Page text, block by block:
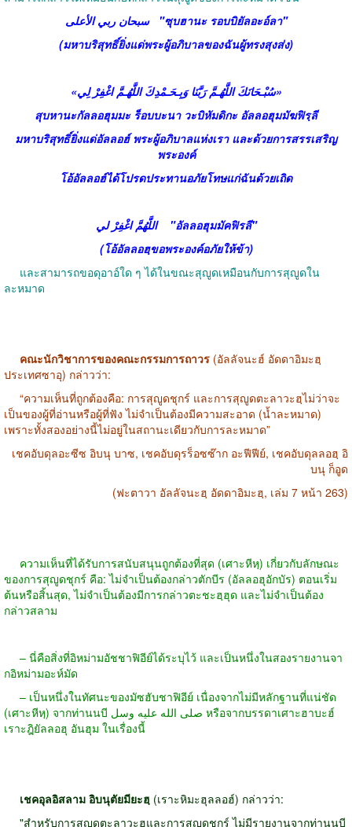
سبحان ربي الأعلى "ซุบฮานะ รอบบิยัลอะอ์ลา"
(มหาบริสุทธิ์ยิ่งแด่พระผู้อภิบาลของฉันผู้ทรงสุงส่ง)
«سُبْـحَانَكَ اللَّهُـمَّ رَبَّنَا وَبِـحَـمْدِكَ اللَّهُـمَّ اغْفِرْ لِي»
สุบหานะกัลลอฮุมมะ ร็อบบะนา วะบิหัมดิกะ อัลลอฮุมมัฆฟิรฺลี
มหาบริสุทธิ์ยิ่งแด่อัลลอฮ์ พระผู้อภิบาลแห่งเรา และด้วยการสรรเสริญ
พระองค์
โอ้อัลลอฮ์ได้โปรดประทานอภัยโทษแก่ฉันด้วยเถิด
اللَّهُمَّ اغْفِرْ لي
"อัลลอฮุมมัคฟิรลี"
(โอ้อัลลอฮฺขอพระองค์อภัยให้ข้า)
และสามารถขอดุอาอ์ใด ๆ ได้ในขณะสุญูดเหมือนกับการสุญูดใน
ละหมาด
คณะนักวิชาการของคณะกรรมการถาวร (อัลลัจนะฮ์ อัดดาอิมะฮฺ
ประเทศซาอุ) กล่าวว่า:
“ความเห็นที่ถูกต้องคือ: การสุญูดชุกร์ และการสุญูดตะลาวะฮฺไม่ว่าจะ
เป็นของผู้ที่อ่านหรือผู้ที่ฟัง ไม่จำเป็นต้องมีความสะอาด (น้ำละหมาด)
เพราะทั้งสองอย่างนี้ไม่อยู่ในสถานะเดียวกับการละหมาด”
เชคอับดุลอะซีซ อิบนุ บาซ, เชคอับดุรร็อซซ๊าก อะฟีฟีย์, เชคอับดุลลอฮฺ อิ
บนุ ก็อูด
(ฟะตาวา อัลลัจนะฮฺ อัดดาอิมะฮฺ, เล่ม 7 หน้า 263)
ความเห็นที่ได้รับการสนับสนุนถูกต้องที่สุด (เศาะหีหฺ) เกี่ยวกับลักษณะ
ของการสุญูดชุกร์ คือ: ไม่จำเป็นต้องกล่าวตักบีร (อัลลอฮุอักบัร) ตอนเริ่ม
ต้นหรือสิ้นสุด, ไม่จำเป็นต้องมีการกล่าวตะชะฮฺฮุด และไม่จำเป็นต้อง
กล่าวสลาม
– นี่คือสิ่งที่อิหม่ามอัชชาฟิอีย์ได้ระบุไว้ และเป็นหนึ่งในสองรายงานจา
กอิหม่ามอะห์มัด
– เป็นหนึ่งในทัศนะของมัซฮับชาฟิอีย์ เนื่องจากไม่มีหลักฐานที่แน่ชัด
(เศาะหีหฺ) จากท่านนบี صلى الله عليه وسل หรือจากบรรดาเศาะฮาบะฮ์
เราะฎิยัลลอฮุ อันฮุม ในเรื่องนี้
เชคอุลอิสลาม อิบนุตัยมียะฮฺ (เราะหิมะฮุลลอฮ์) กล่าวว่า:
"สำหรับการสุญูดตะลาวะฮฺและการสุญูดชุกร์ ไม่มีรายงานจากท่านนบี